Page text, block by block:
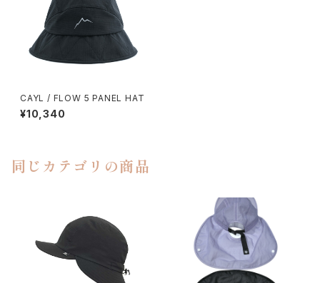
CAYL / FLOW 5 PANEL HAT
¥10,340
同じカテゴリの商品